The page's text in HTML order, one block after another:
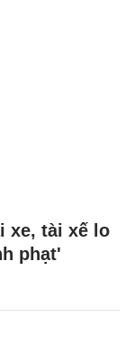
xe, tài xế lo
phạt'